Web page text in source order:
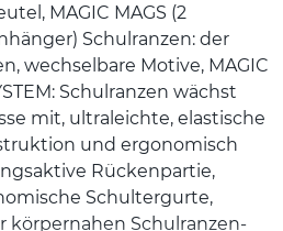
MAGIC MAGS (2
Schulranzen: der
wechselbare Motive, MAGIC
Schulranzen wächst
mit, ultraleichte, elastische
und ergonomisch
Rückenpartie,
Schultergurte,
körpernahen Schulranzen-